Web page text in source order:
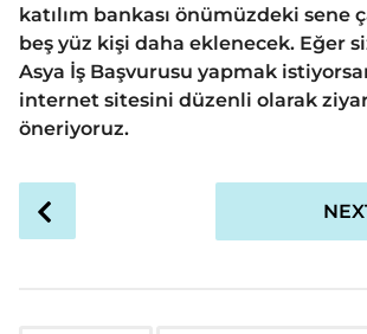
katılım bankası önümüzdeki sene
beş yüz kişi daha eklenecek. Eğer
Asya İş Başvurusu yapmak
internet sitesini düzenli olarak
öneriyoruz.